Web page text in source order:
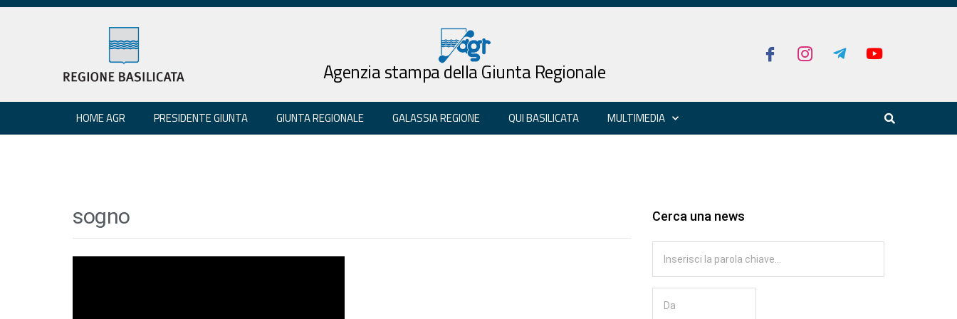
Agenzia stampa della Giunta Regionale
HOME AGR PRESIDENTE GIUNTA GIUNTA REGIONALE GALASSIA REGIONE QUI BASILICATA MULTIMEDIA
sogno Cerca una news